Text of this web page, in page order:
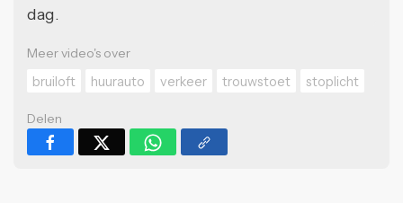
dag.
Meer video's over
bruiloft
huurauto verkeer trouwstoet stoplicht
Delen